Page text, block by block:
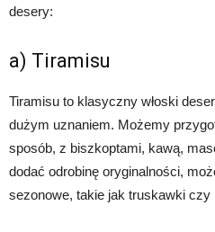
desery:
a) Tiramisu
Tiramisu to klasyczny włoski
dużym uznaniem. Możemy
sposób, z biszkoptami, kawą,
dodać odrobinę oryginalności,
sezonowe, takie jak truskawki czy